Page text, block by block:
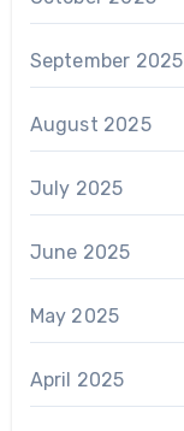
September 2025
August 2025
July 2025
June 2025
May 2025
April 2025